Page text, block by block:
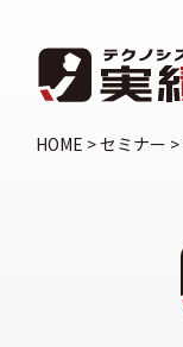
HOME >セミナー >